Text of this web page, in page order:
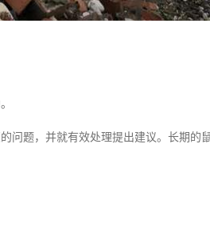
问题，并就有效处理提出建议。长期的